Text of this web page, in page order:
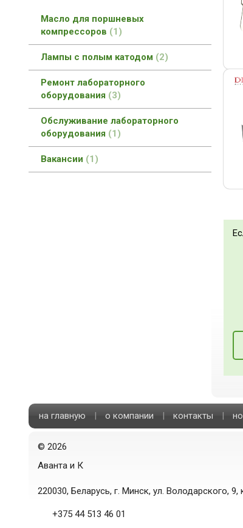
Масло для поршневых
компрессоров
1
Лампы с полым катодом 2
Ремонт лабораторного
оборудования
3
Обслуживание лабораторного
оборудования
1
Вакансии 1
на главную | о компании | контакты |
© 2026
Аванта и К
220030, Беларусь, г. Минск, ул. Володарского, 9,
+375 44 513 46 01